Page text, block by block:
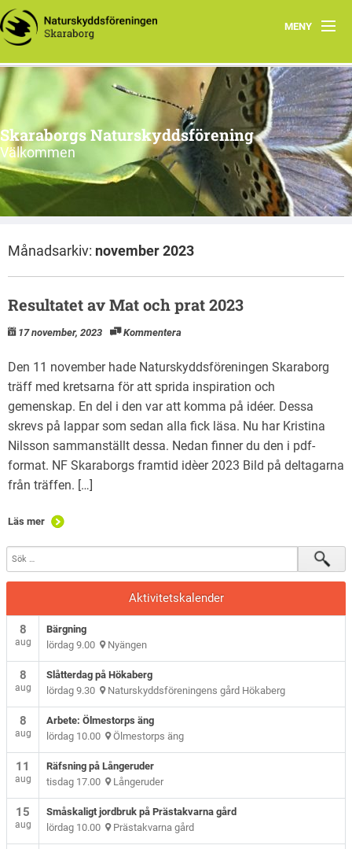
MENY
Startsida
Aktuellt
Kontakta oss
Stoppa brytning av alunskiffer i Västgötabergen
Skaraborgsnatur
Skaraborgs Naturskyddsförening
Välkommen
Månadsarkiv: november 2023
Resultatet av Mat och prat 2023
17 november, 2023 Kommentera
Den 11 november hade Naturskyddsföreningen Skaraborg
träff med kretsarna för att sprida inspiration och
gemenskap. En del i den var att komma på idéer. Dessa
skrevs på lappar som sedan alla fick läsa. Nu har Kristina
Nilsson sammanställt dessa. Nedan finner du den i pdf-
format. NF Skaraborgs framtid idèer 2023 Bild på deltagarna
från träffen. […]
Läs mer
Aktivitetskalender
8
aug
Bärgning
lördag 9.00 Nyängen
8
aug
Slåtterdag på Hökaberg
lördag 9.30 Naturskyddsföreningens gård Hökaberg
8
aug
Arbete: Ölmestorps äng
lördag 10.00 Ölmestorps äng
11
aug
Räfsning på Långeruder
tisdag 17.00 Långeruder
15
aug
Småskaligt jordbruk på Prästakvarna gård
lördag 10.00 Prästakvarna gård